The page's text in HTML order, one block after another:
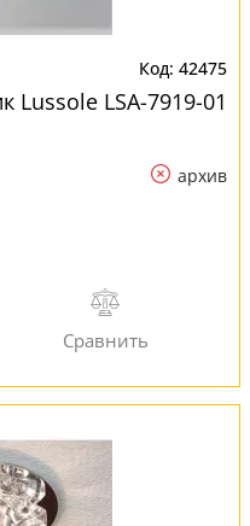
42475
Lussole LSA-7919-01
архив